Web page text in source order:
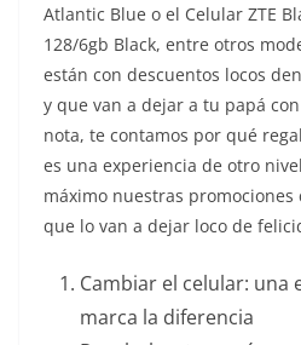
Atlantic Blue o el Celular ZTE
128/6gb Black, entre otros
están con descuentos locos
y que van a dejar a tu papá
nota, te contamos por qué
es una experiencia de otro
máximo nuestras promociones
que lo van a dejar loco de
Cambiar el celular: una
marca la diferencia